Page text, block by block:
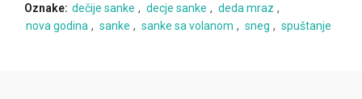
Oznake: dečije sanke , decje sanke , deda mraz ,
nova godina , sanke , sanke sa volanom , sneg , spuštanje